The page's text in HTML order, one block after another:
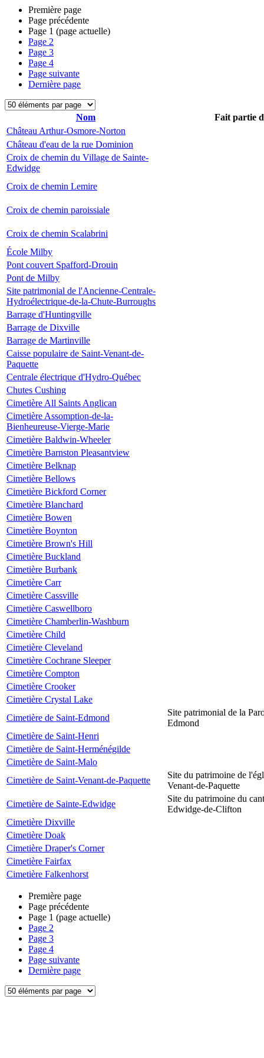
Première page
Page précédente
Page 1 (page actuelle)
Page 2
Page 3
Page 4
Page suivante
Dernière page
Nom
Fait partie
Château Arthur-Osmore-Norton
Château d'eau de la rue Dominion
Croix de chemin du Village de Sainte-
Edwidge
Croix de chemin Lemire
Croix de chemin paroissiale
Croix de chemin Scalabrini
École Milby
Pont couvert Spafford-Drouin
Pont de Milby
Site patrimonial de l'Ancienne-Centrale-
Hydroélectrique-de-la-Chute-Burroughs
Barrage d'Huntingville
Barrage de Dixville
Barrage de Martinville
Caisse populaire de Saint-Venant-de-
Paquette
Centrale électrique d'Hydro-Québec
Chutes Cushing
Cimetière All Saints Anglican
Cimetière Assomption-de-la-
Bienheureuse-Vierge-Marie
Cimetière Baldwin-Wheeler
Cimetière Barnston Pleasantview
Cimetière Belknap
Cimetière Bellows
Cimetière Bickford Corner
Cimetière Blanchard
Cimetière Bowen
Cimetière Boynton
Cimetière Brown's Hill
Cimetière Buckland
Cimetière Burbank
Cimetière Carr
Cimetière Cassville
Cimetière Caswellboro
Cimetière Chamberlin-Washburn
Cimetière Child
Cimetière Cleveland
Cimetière Cochrane Sleeper
Cimetière Compton
Cimetière Crooker
Cimetière Crystal Lake
Cimetière de Saint-Edmond
Site patrimonial de la
Edmond
Cimetière de Saint-Henri
Cimetière de Saint-Herménégilde
Cimetière de Saint-Malo
Cimetière de Saint-Venant-de-Paquette
Site du patrimoine de
Venant-de-Paquette
Cimetière de Sainte-Edwidge
Site du patrimoine du
Edwidge-de-Clifton
Cimetière Dixville
Cimetière Doak
Cimetière Draper's Corner
Cimetière Fairfax
Cimetière Falkenhorst
Première page
Page précédente
Page 1 (page actuelle)
Page 2
Page 3
Page 4
Page suivante
Dernière page